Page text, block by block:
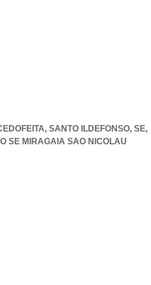
SANTO ILDEFONSO, SE,
SE MIRAGAIA SAO NICOLAU